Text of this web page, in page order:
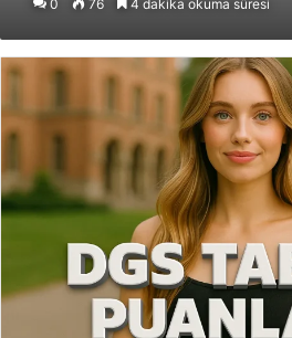
0 76 4 dakika okuma süresi